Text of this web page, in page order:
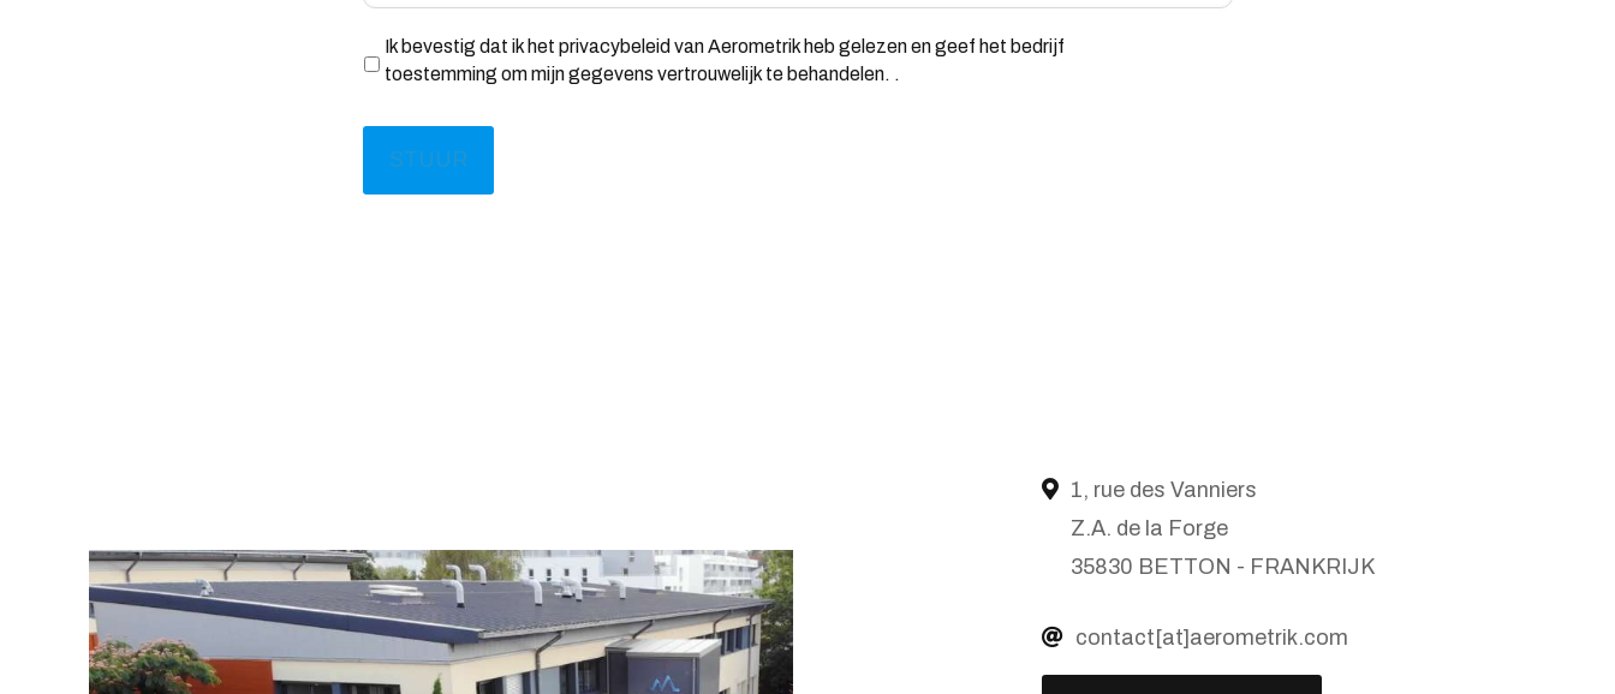
Privacybeleid *
Ik bevestig dat ik het privacybeleid van Aerometrik heb gelezen en geef het bedrijf
toestemming om mijn gegevens vertrouwelijk te behandelen. .
1, rue des Vanniers
Z.A. de la Forge
35830 BETTON - FRANKRIJK
contact[at]aerometrik.com